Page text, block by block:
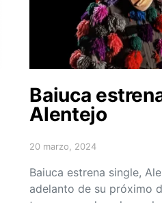
Baiuca
Alentejo
Posted on
20 marzo, 2024
Baiuca estrena single,
adelanto de su próximo